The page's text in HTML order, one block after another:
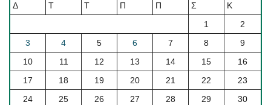
Δ Τ Τ Π Π Σ
Κ
1
2
3
4 5 6 7 8
9
10
11 12 13 14 15
16
17
18 19 20 21 22
23
24
25 26 27 28 29
30